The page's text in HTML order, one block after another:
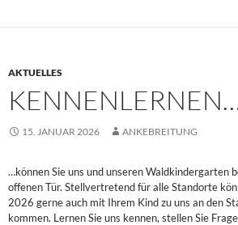
AKTUELLES
15. JANUAR 2026 ANKEBREITUNG
…können Sie uns und unseren Waldkindergarten
offenen Tür. Stellvertretend für alle Standorte
2026 gerne auch mit Ihrem Kind zu uns an den
kommen. Lernen Sie uns kennen, stellen Sie